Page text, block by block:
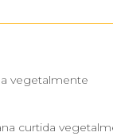
vegetalmente
curtida